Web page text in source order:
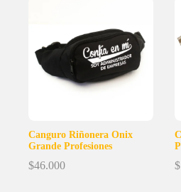
Canguro Riñonera Onix
Grande Profesiones
$46.000 $